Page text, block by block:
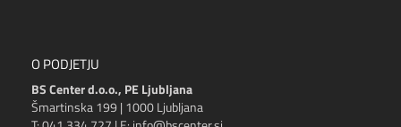
O PODJETJU
BS Center d.o.o., PE Ljubljana
Šmartinska 199 | 1000 Ljubljana